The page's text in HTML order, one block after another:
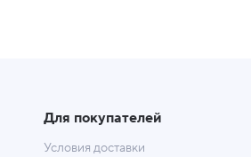
Для покупателей
Условия доставки